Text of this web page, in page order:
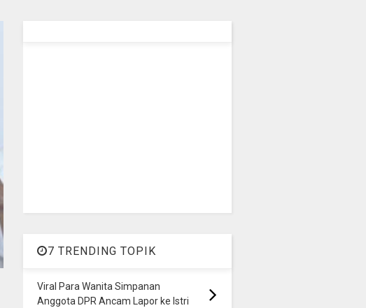
7 TRENDING TOPIK
Viral Para Wanita Simpanan
Anggota DPR Ancam Lapor ke Istri